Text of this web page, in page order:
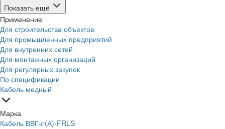
Показать ещё
Применение
Для строительства объектов
Для промышленных предприятий
Для внутренних сетей
Для монтажных организаций
Для регулярных закупок
По спецификации
Кабель медный
Марка
Кабель ВВГнг(А)-FRLS